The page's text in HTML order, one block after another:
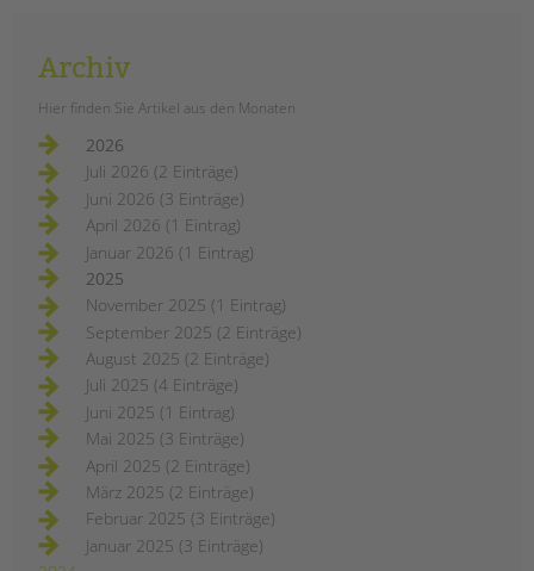
weiterleseneinweihung
des
an
ludwig-
cauer-
grundschule
Drohende
Schließungen von
Einrichtungen in der
Kinder- und
Jugendhilfe und
Familienförderung im
Berliner Bezirk Mitte
ERSTELLT
16.01.2024
THEMA
Barbara Brecht-Hadraschek
Im Bezirk Berlin-Mitte drohen 53
Kinder- und
Jugendfreizeiteinrichtungen, 28
Einrichtungen der schul- und
berufsbezogenen Jugendsozialarbeit
und 14 Familienzentren das Aus und
Archiv
Hier finden Sie Artikel aus den Monaten
2026
Juli 2026 (2 Einträge)
Juni 2026 (3 Einträge)
April 2026 (1 Eintrag)
Januar 2026 (1 Eintrag)
2025
November 2025 (1 Eintrag)
September 2025 (2 Einträge)
August 2025 (2 Einträge)
Juli 2025 (4 Einträge)
Juni 2025 (1 Eintrag)
Mai 2025 (3 Einträge)
April 2025 (2 Einträge)
März 2025 (2 Einträge)
Februar 2025 (3 Einträge)
Januar 2025 (3 Einträge)